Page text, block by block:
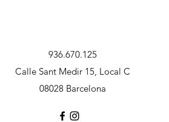
936.670.125
Calle Sant Medir 15, Local C
08028 Barcelona